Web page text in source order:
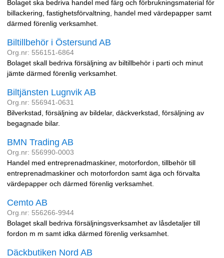
Bolaget ska bedriva handel med färg och förbrukningsmaterial för
billackering, fastighetsförvaltning, handel med värdepapper samt
därmed förenlig verksamhet.
Biltillbehör i Östersund AB
Org.nr: 556151-6864
Bolaget skall bedriva försäljning av biltillbehör i parti och minut
jämte därmed förenlig verksamhet.
Biltjänsten Lugnvik AB
Org.nr: 556941-0631
Bilverkstad, försäljning av bildelar, däckverkstad, försäljning av
begagnade bilar.
BMN Trading AB
Org.nr: 556990-0003
Handel med entreprenadmaskiner, motorfordon, tillbehör till
entreprenadmaskiner och motorfordon samt äga och förvalta
värdepapper och därmed förenlig verksamhet.
Cemto AB
Org.nr: 556266-9944
Bolaget skall bedriva försäljningsverksamhet av låsdetaljer till
fordon m m samt idka därmed förenlig verksamhet.
Däckbutiken Nord AB